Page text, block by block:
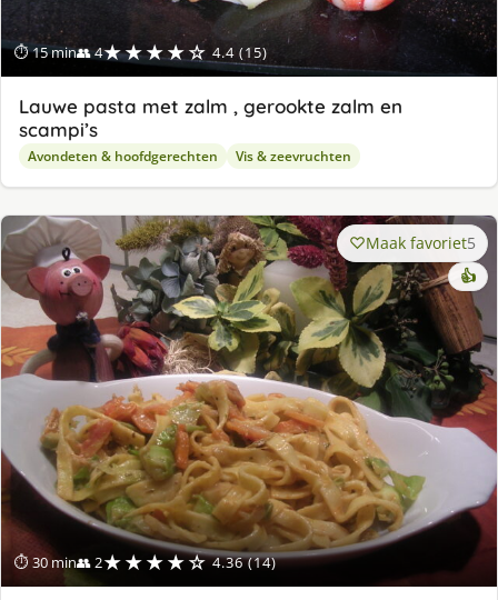
⏱ 15 min👥 4★★★★☆ 4.4 (15)
Lauwe pasta met zalm , gerookte zalm en
scampi’s
Avondeten & hoofdgerechten Vis & zeevruchten
⏱ 30 min👥 2★★★★☆ 4.36 (14)
Maak favoriet5
👍